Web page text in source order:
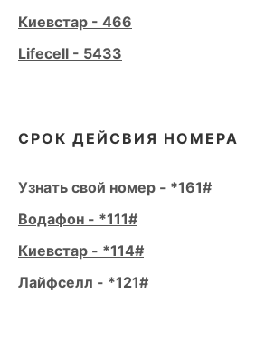
Киевстар - 466
Lifecell - 5433
СРОК ДЕЙСВИЯ НОМЕРА
Узнать свой номер - *161#
Водафон - *111#
Киевстар - *114#
Лайфселл - *121#